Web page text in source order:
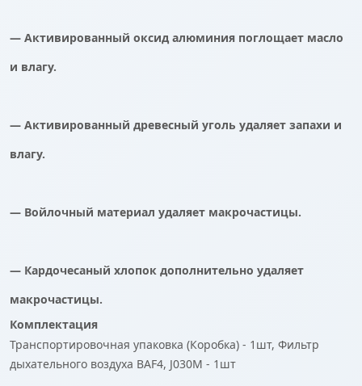
— Активированный оксид алюминия поглощает масло
и влагу.
— Активированный древесный уголь удаляет запахи и
влагу.
— Войлочный материал удаляет макрочастицы.
— Кардочесаный хлопок дополнительно удаляет
макрочастицы.
Комплектация
Транспортировочная упаковка (Коробка) - 1шт, Фильтр
дыхательного воздуха BAF4, J030M - 1шт